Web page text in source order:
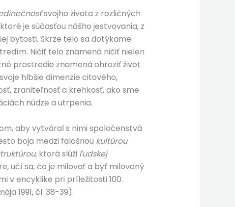
svojho života z rozličných
je súčasťou nášho jestvovania, z
bytosti. Skrze telo sa dotýkame
Ničiť telo znamená ničiť nielen
prostredie znamená ohroziť život
hlbšie dimenzie citového,
zraniteľnosť a krehkosť, ako sme
núdze a utrpenia.
aby vytváral s nimi spoločenstvá
boja medzi falošnou kultúrou
, ktorá slúži ľudskej
učí sa, čo je milovať a byť milovaný
v encyklike pri príležitosti 100.
1991, čl. 38-39).